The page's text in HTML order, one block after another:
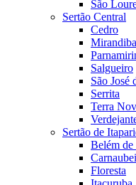
São
Sertão Central
Cedro
Mirandiba
Salgueiro
São José
Serrita
Terra
Sertão de
Belém de
Floresta